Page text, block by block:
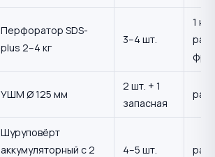
Перфоратор SDS-
plus 2–4 кг
3–4 шт.
1 на
УШМ Ø 125 мм
2 шт. + 1
запасная
Шуруповёрт
аккумуляторный с 2
4–5 шт.